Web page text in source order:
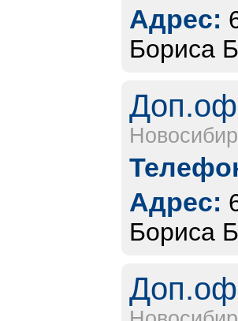
Адрес:
Бориса
Адрес:
Бориса